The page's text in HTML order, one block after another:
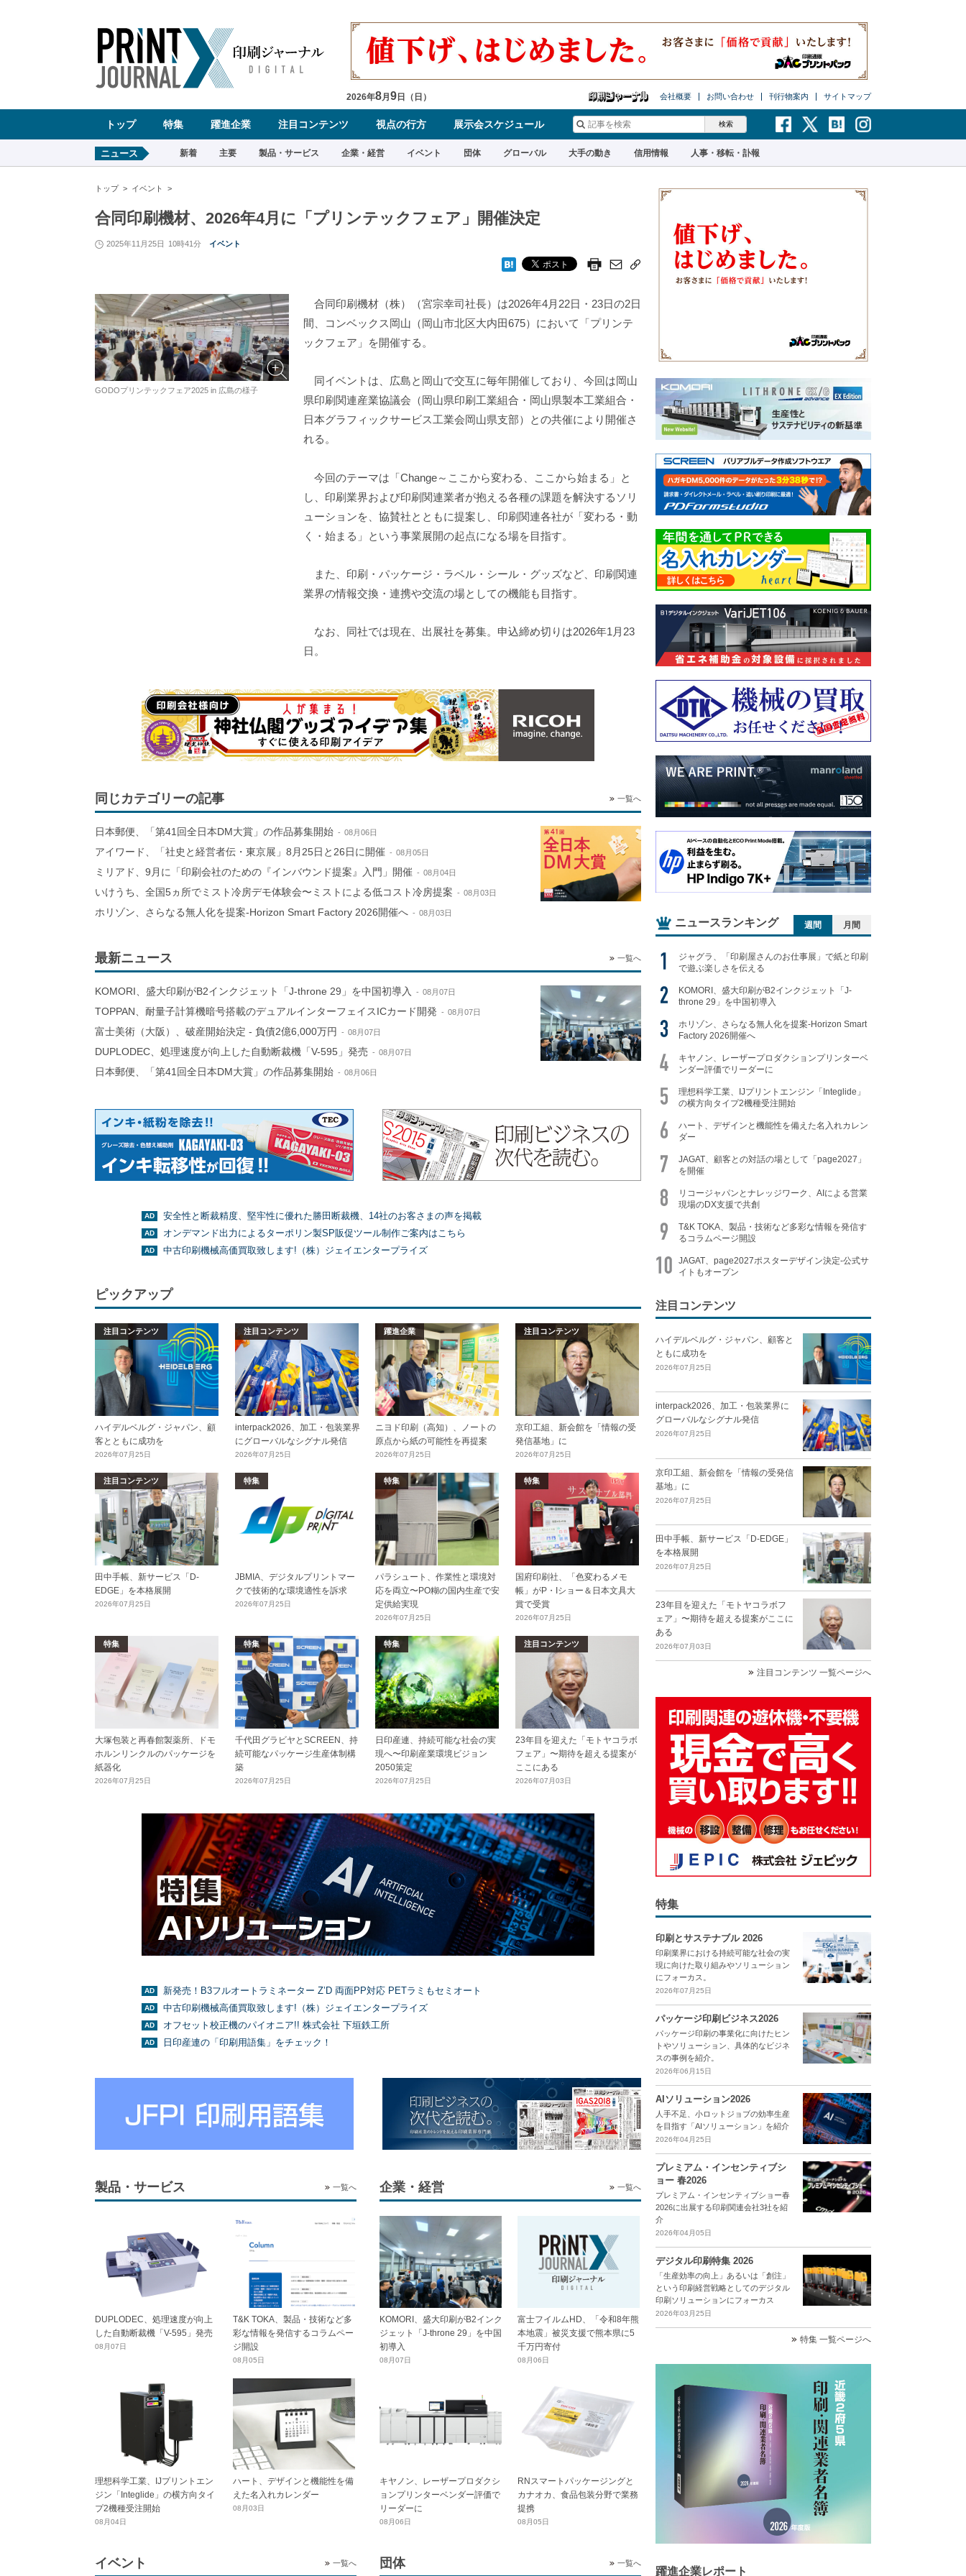
ア
ゲ
ン
2026年8月 9 日（ 日 ） 会社概要 お問い合わせ 刊行物案内 サイトマップ
トップ 特集 躍進企業 注目コンテンツ 視点の行方 展示会スケジュール
ニュース 新着 主要 製品・サービス 企業・経営 イベント 団体 グローバル 大手の動き 信用情報 人事・移転・訃報
トップ イベント
合同印刷機材、2026年4月に「プリンテックフェア」開催決定
2025年11月25日 10時41分 イベント
GODOプリンテックフェア2025 in 広島の様子
合同印刷機材（株）（宮宗幸司社長）は2026年4月22日・23日の2日
間、コンベックス岡山（岡山市北区大内田675）において「プリンテ
ックフェア」を開催する。
同イベントは、広島と岡山で交互に毎年開催しており、今回は岡山
県印刷関連産業協議会（岡山県印刷工業組合・岡山県製本工業組合・
日本グラフィックサービス工業会岡山県支部）との共催により開催さ
れる。
今回のテーマは「Change～ここから変わる、ここから始まる」と
し、印刷業界および印刷関連業者が抱える各種の課題を解決するソリ
ューションを、協賛社とともに提案し、印刷関連各社が「変わる・動
く・始まる」という事業展開の起点になる場を目指す。
また、印刷・パッケージ・ラベル・シール・グッズなど、印刷関連
業界の情報交換・連携や交流の場としての機能も目指す。
なお、同社では現在、出展社を募集。申込締め切りは2026年1月23
日。
同じカテゴリーの記事 一覧へ
日本郵便、「第41回全日本DM大賞」の作品募集開始 08月06日
アイワード、「社史と経営者伝・東京展」8月25日と26日に開催 08月05日
ミリアド、9月に「印刷会社のための『インバウンド提案』入門」開催 08月04日
いけうち、全国5ヵ所でミスト冷房デモ体験会〜ミストによる低コスト冷房提案 08月03日
ホリゾン、さらなる無人化を提案-Horizon Smart Factory 2026開催へ 08月03日
最新ニュース 一覧へ
KOMORI、盛大印刷がB2インクジェット「J-throne 29」を中国初導入 08月07日
TOPPAN、耐量子計算機暗号搭載のデュアルインターフェイスICカード開発 08月07日
富士美術（大阪）、破産開始決定 - 負債2億6,000万円 08月07日
DUPLODEC、処理速度が向上した自動断裁機「V-595」発売 08月07日
日本郵便、「第41回全日本DM大賞」の作品募集開始 08月06日
安全性と断裁精度、堅牢性に優れた勝田断裁機、14社のお客さまの声を掲載
オンデマンド出力によるターポリン製SP販促ツール制作ご案内はこちら
中古印刷機械高価買取致します!（株）ジェイエンタープライズ
ピックアップ
注目コンテンツ
ハイデルベルグ・ジャパン、顧
客とともに成功を
2026年07月25日
注目コンテンツ
interpack2026、加工・包装業界
にグローバルなシグナル発信
2026年07月25日
躍進企業
ニヨド印刷（高知）、ノートの
原点から紙の可能性を再提案
2026年07月25日
注目コンテンツ
京印工組、新会館を「情報の受
発信基地」に
2026年07月25日
注目コンテンツ
田中手帳、新サービス「D-
EDGE」を本格展開
2026年07月25日
特集
JBMIA、デジタルプリントマー
クで技術的な環境適性を訴求
2026年07月25日
特集
パラシュート、作業性と環境対
応を両立〜PO糊の国内生産で安
定供給実現
2026年07月25日
特集
国府印刷社、「色変わるメモ
帳」がP・Iショー＆日本文具大
賞で受賞
2026年07月25日
特集
大塚包装と再春館製薬所、ドモ
ホルンリンクルのパッケージを
紙器化
2026年07月25日
特集
千代田グラビヤとSCREEN、持
続可能なパッケージ生産体制構
築
2026年07月25日
特集
日印産連、持続可能な社会の実
現へ〜印刷産業環境ビジョン
2050策定
2026年07月25日
注目コンテンツ
23年目を迎えた「モトヤコラボ
フェア」〜期待を超える提案が
ここにある
2026年07月03日
新発売！B3フルオートラミネーター Z’D 両面PP対応 PETラミもセミオート
中古印刷機械高価買取致します!（株）ジェイエンタープライズ
オフセット校正機のパイオニア!! 株式会社 下垣鉄工所
日印産連の「印刷用語集」をチェック！
製品・サービス 一覧へ
DUPLODEC、処理速度が向上
した自動断裁機「V-595」発売
08月07日
T&K TOKA、製品・技術など多
彩な情報を発信するコラムペー
ジ開設
08月05日
理想科学工業、IJプリントエン
ジン「Integlide」の横方向タイ
プ2機種受注開始
08月04日
ハート、デザインと機能性を備
えた名入れカレンダー
08月03日
企業・経営 一覧へ
KOMORI、盛大印刷がB2インク
ジェット「J-throne 29」を中国
初導入
08月07日
富士フイルムHD、「令和8年熊
本地震」被災支援で熊本県に5
千万円寄付
08月06日
キヤノン、レーザープロダクシ
ョンプリンターベンダー評価で
リーダーに
08月06日
RNスマートパッケージングと
カナオカ、食品包装分野で業務
提携
08月05日
イベント 一覧へ 団体 一覧へ
ニュースランキング 週間 月間
ジャグラ、「印刷屋さんのお仕事展」で紙と印刷
で遊ぶ楽しさを伝える
KOMORI、盛大印刷がB2インクジェット「J-
throne 29」を中国初導入
ホリゾン、さらなる無人化を提案-Horizon Smart
Factory 2026開催へ
キヤノン、レーザープロダクションプリンターベ
ンダー評価でリーダーに
理想科学工業、IJプリントエンジン「Integlide」
の横方向タイプ2機種受注開始
ハート、デザインと機能性を備えた名入れカレン
ダー
JAGAT、顧客との対話の場として「page2027」
を開催
リコージャパンとナレッジワーク、AIによる営業
現場のDX支援で共創
T&K TOKA、製品・技術など多彩な情報を発信す
るコラムページ開設
JAGAT、page2027ポスターデザイン決定-公式サ
イトもオープン
注目コンテンツ
ハイデルベルグ・ジャパン、顧客と
ともに成功を
2026年07月25日
interpack2026、加工・包装業界に
グローバルなシグナル発信
2026年07月25日
京印工組、新会館を「情報の受発信
基地」に
2026年07月25日
田中手帳、新サービス「D-EDGE」
を本格展開
2026年07月25日
23年目を迎えた「モトヤコラボフ
ェア」〜期待を超える提案がここに
ある
2026年07月03日
注目コンテンツ 一覧ページへ
特集
印刷とサステナブル 2026
印刷業界における持続可能な社会の実
現に向けた取り組みやソリューション
にフォーカス。
2026年07月25日
パッケージ印刷ビジネス2026
パッケージ印刷の事業化に向けたヒン
トやソリューション、具体的なビジネ
スの事例を紹介。
2026年06月15日
AIソリューション2026
人手不足、小ロットジョブの効率生産
を目指す「AIソリューション」を紹介
2026年04月25日
プレミアム・インセンティブシ
ョー 春2026
プレミアム・インセンティブショー春
2026に出展する印刷関連会社3社を紹
介
2026年04月05日
デジタル印刷特集 2026
「生産効率の向上」あるいは「創注」
という印刷経営戦略としてのデジタル
印刷ソリューションにフォーカス
2026年03月25日
特集 一覧ページへ
躍進企業レポート